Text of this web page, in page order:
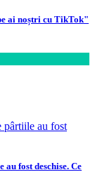
ai noștri cu TikTok"
fost deschise. Ce